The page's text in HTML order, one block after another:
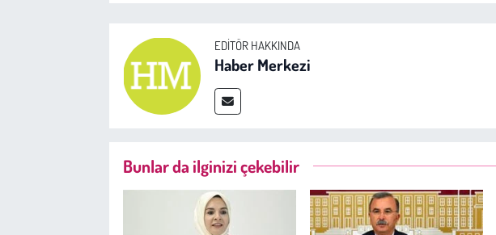
EDITÖR HAKKINDA
Haber Merkezi
Bunlar da ilginizi çekebilir